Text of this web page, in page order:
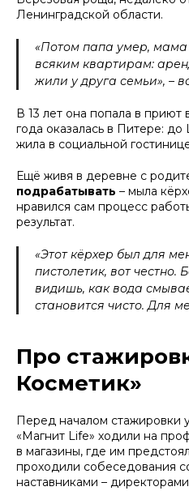
Ленинградской области.
«Потом папа умер,
всяким квартирам:
жили у друга семьи», –
В 13 лет она попала в приют
года оказалась в Питере:
жила в социальной
Ещё живя в деревне с
подрабатывать – мыла
нравился сам процесс
результат.
«Этот кёрхер был для
пистолетик, вот честно.
видишь, как вода
становится чисто. Для
Про
Косметик»
Перед началом стажировки
«Магнит Life» ходили на
в магазины, где им
проходили собеседования
наставниками –